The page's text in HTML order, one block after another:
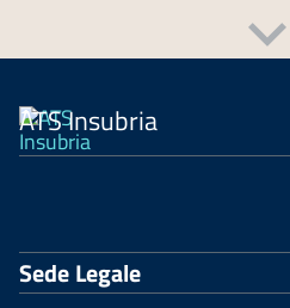
ATS Insubria
Sede Legale